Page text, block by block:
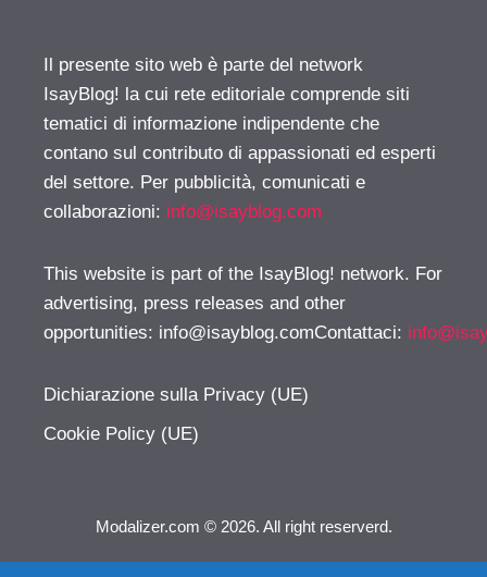
Il presente sito web è parte del network
IsayBlog! la cui rete editoriale comprende siti
tematici di informazione indipendente che
contano sul contributo di appassionati ed esperti
del settore. Per pubblicità, comunicati e
collaborazioni: info@isayblog.com
This website is part of the IsayBlog! network. For
advertising, press releases and other
opportunities: info@isayblog.comContattaci:
Dichiarazione sulla Privacy (UE)
Cookie Policy (UE)
Modalizer.com © 2026. All right reserverd.